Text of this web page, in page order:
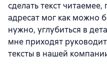
сделать текст
адресат мог как можно
нужно, углубиться в
мне приходят
тексты в нашей